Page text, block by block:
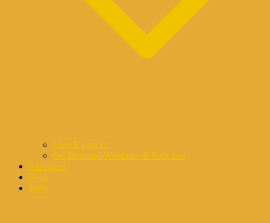
Live Kalender
On-Demand-Webinare & Podcasts
Eintragen
Blog
Mehr